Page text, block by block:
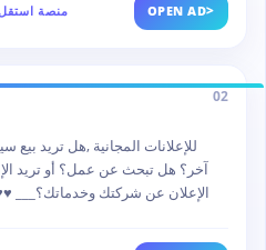
منصة استقل OPEN AD>
02
للإعلانات المجانية ,هل تريد
آخر؟ هل تبحث عن عمل؟ أو تريد
الإعلان عن شركتك وخدماتك؟___